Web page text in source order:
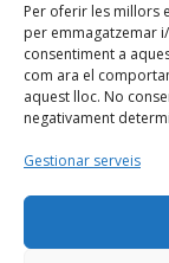
Per oferir les millors
per emmagatzemar
consentiment a
com ara el
aquest lloc. No
negativament
Gestionar serveis
integrada per
totes aquelles
entitats
catalanes que
organitzen
internacionals.